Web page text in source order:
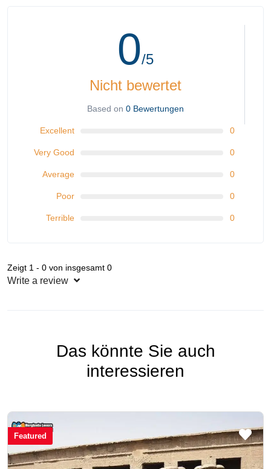
0/5
Nicht bewertet
Based on 0 Bewertungen
Excellent 0
Very Good 0
Average 0
Poor 0
Terrible 0
Zeigt 1 - 0 von insgesamt 0
Write a review
Das könnte Sie auch
interessieren
Featured